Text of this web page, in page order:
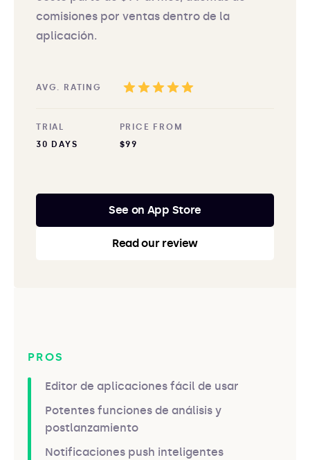
comisiones por ventas dentro de la
aplicación.
AVG. RATING
TRIAL
30 DAYS
PRICE FROM
$99
See on App Store
Read our review
PROS
Editor de aplicaciones fácil de usar
Potentes funciones de análisis y
postlanzamiento
Notificaciones push inteligentes